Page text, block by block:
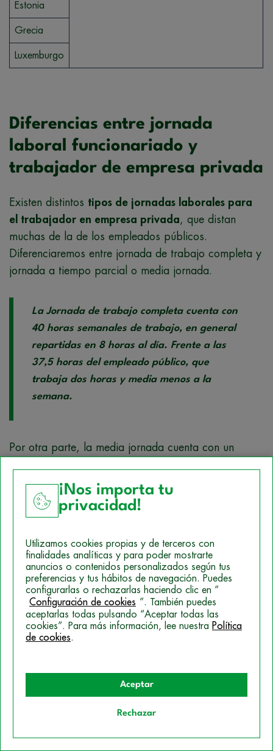
Estonia
Grecia
Luxemburgo
Diferencias entre jornada
laboral funcionariado y
trabajador de empresa privada
Existen distintos tipos de jornadas laborales para
el trabajador en empresa privada, que distan
muchas de la de los empleados públicos.
Diferenciaremos entre jornada de trabajo completa y
jornada a tiempo parcial o media jornada.
La Jornada de trabajo completa cuenta con
40 horas semanales de trabajo, en general
repartidas en 8 horas al día. Frente a las
37,5 horas del empleado público, que
trabaja dos horas y media menos a la
semana.
Por otra parte, la media jornada cuenta con un
mayor número de horas deberán ser considera horas
extras o pasar a jornada completa para no perder
derechos en la cotización. También existe la jornada
mayor demanda como puede ser la navidad en el
sector comercial.
En el caso de las vacaciones, cada trabajador,
independientemente cual sea su jornada tiene
derecho a treinta días naturales de vacaciones por
año trabajado. Si el contrato es menor de un año,
trabajado. Es decir, que,
si has trabajado dos
meses, tienes cinco días naturales de vacaciones
ojo, que no te coincida el fin de semana por el
¡Nos importa tu
privacidad!
Utilizamos cookies propias y de terceros con
finalidades analíticas y para poder mostrarte
anuncios o contenidos personalizados según tus
preferencias y tus hábitos de navegación. Puedes
configurarlas o rechazarlas haciendo clic en “
Configuración de cookies ”. También puedes
aceptarlas todas pulsando “Aceptar todas las
cookies”. Para más información, lee nuestra Política
de cookies.
Aceptar
Rechazar